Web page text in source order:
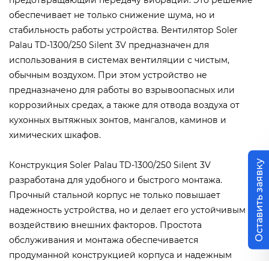
обеспечивает не только снижение шума, но и
стабильность работы устройства. Вентилятор Soler
Palau TD-1300/250 Silent 3V предназначен для
использования в системах вентиляции с чистым,
обычным воздухом. При этом устройство не
предназначено для работы во взрывоопасных или
коррозийных средах, а также для отвода воздуха от
кухонных вытяжных зонтов, мангалов, каминов и
химических шкафов.
Конструкция Soler Palau TD-1300/250 Silent 3V
разработана для удобного и быстрого монтажа.
Прочный стальной корпус не только повышает
надежность устройства, но и делает его устойчивым к
воздействию внешних факторов. Простота
обслуживания и монтажа обеспечивается
продуманной конструкцией корпуса и надежным
Оставить заявку